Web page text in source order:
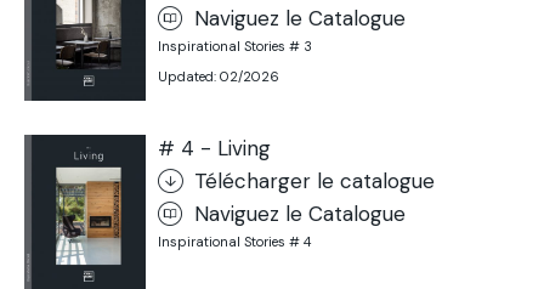
Naviguez le Catalogue
Inspirational Stories # 3
Updated: 02/2026
# 4 - Living
Télécharger le catalogue
Naviguez le Catalogue
Inspirational Stories # 4